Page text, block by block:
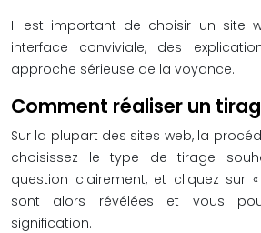
Il est important de choisir un site
interface conviviale, des
approche sérieuse de la voyance.
Comment réaliser un
Sur la plupart des sites web, la
choisissez le type de tirage
question clairement, et cliquez sur
sont alors révélées et vous
signification.